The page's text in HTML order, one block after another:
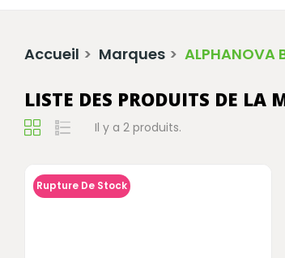
Accueil Marques ALPHANOVA
LISTE DES PRODUITS DE LA
Il y a 2 produits.
Rupture De Stock